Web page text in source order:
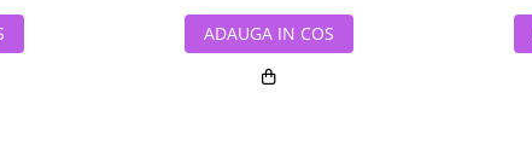
ADAUGA IN COS